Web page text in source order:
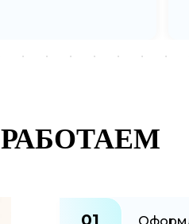
РАБОТАЕМ